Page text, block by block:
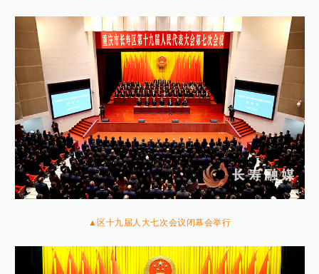
▲区十九届人大七次会议闭幕会举行